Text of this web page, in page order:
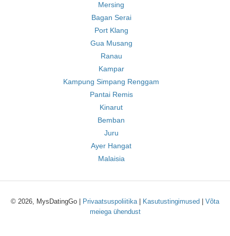
Mersing
Bagan Serai
Port Klang
Gua Musang
Ranau
Kampar
Kampung Simpang Renggam
Pantai Remis
Kinarut
Bemban
Juru
Ayer Hangat
Malaisia
© 2026, MysDatingGo | Privaatsuspoliitika| Kasutustingimused
Võta
meiega ühendust